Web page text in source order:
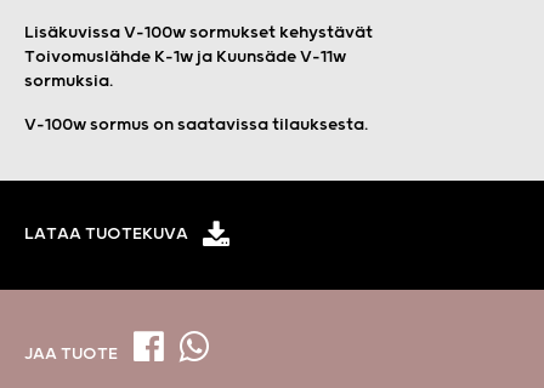
Lisäkuvissa V-100w sormukset kehystävät
Toivomuslähde K-1w ja Kuunsäde V-11w
sormuksia.
V-100w sormus on saatavissa tilauksesta.
LATAA TUOTEKUVA
JAA TUOTE